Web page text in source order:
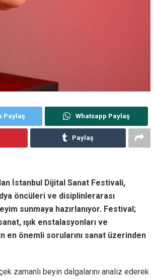
Paylaş Whatsapp Paylaş
Paylaş
İstanbul Dijital Sanat Festivali,
öncüleri ve disiplinlerarası
sunmaya hazırlanıyor. Festival;
ışık enstalasyonları ve
en önemli sorularını sanat üzerinden
zamanlı beyin dalgalarını analiz ederek